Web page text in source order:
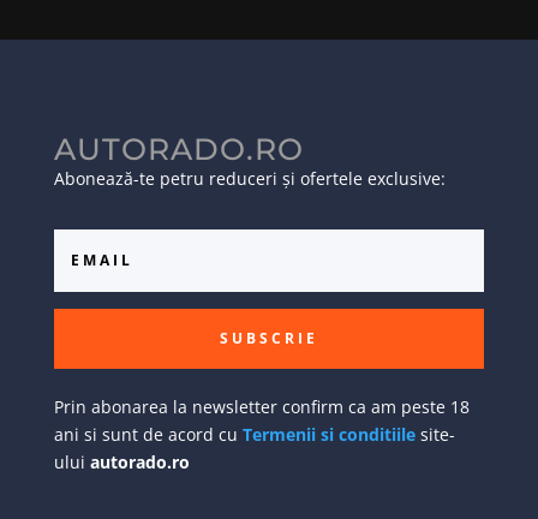
AUTORADO.RO
Abonează-te petru reduceri și ofertele exclusive:
SUBSCRIE
Prin abonarea la newsletter confirm ca am peste 18
ani si sunt de acord cu Termenii si conditiilesite-
ului autorado.ro